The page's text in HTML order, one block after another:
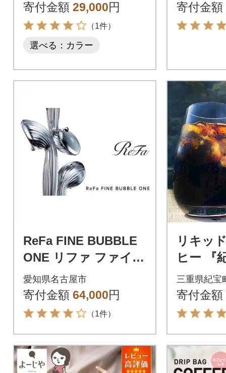
寄付金額 29,000円
（1件）
選べる：カラー
寄付金額
ReFa FINE BUBBLE
ONE リファ ファイン
バブル シャワーヘッ
ド
愛知県名古屋市
寄付金額 64,000円
（1件）
リキッ
ヒー 『
L×6本【
三重県紀宝
寄付金額